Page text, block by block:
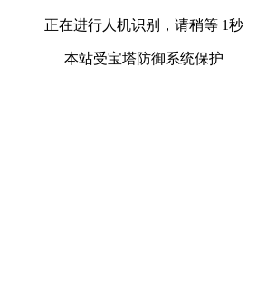
正在进行人机识别，请稍等 1秒
本站受宝塔防御系统保护